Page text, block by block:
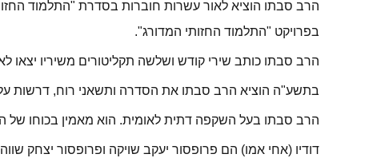
הרב סבתו הוציא לאור עשרות חוברות בסדרת "התלמוד
בפרויקט "התלמוד החזותי המדורג".
הרב סבתו כותב שירי קודש ושלשה תקליטורים משיריו יצאו
בתשע"ה הוציא הרב סבתו את הסדרה ותשאני רוח, דרשות
הרב סבתו בעל השקפה דתית לאומית. הוא מאמין בכוחו
דודיו (אחי אמו) הם פרופסור יעקב שויקה ופרופסור יצחק